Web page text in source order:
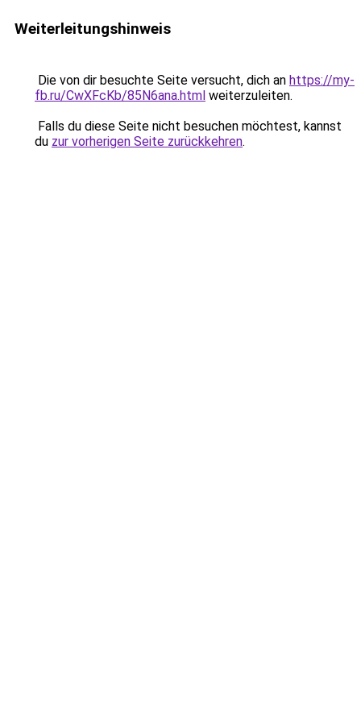
Weiterleitungshinweis
Die von dir besuchte Seite versucht, dich an https://my-
fb.ru/CwXFcKb/85N6ana.html weiterzuleiten.
Falls du diese Seite nicht besuchen möchtest, kannst
du zur vorherigen Seite zurückkehren.